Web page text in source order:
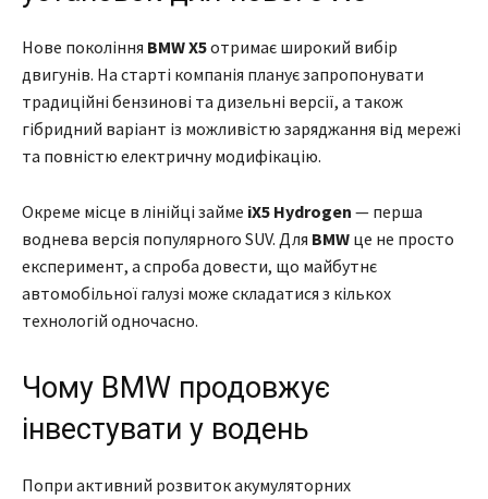
Нове покоління BMW X5отримає широкий вибір
двигунів. На старті компанія планує запропонувати
традиційні бензинові та дизельні версії, а також
гібридний варіант із можливістю заряджання від мережі
та повністю електричну модифікацію.
Окреме місце в лінійці займе iX5 Hydrogen — перша
воднева версія популярного SUV. Для BMW це не просто
експеримент, а спроба довести, що майбутнє
автомобільної галузі може складатися з кількох
технологій одночасно.
Чому BMW продовжує
інвестувати у водень
Попри активний розвиток акумуляторних